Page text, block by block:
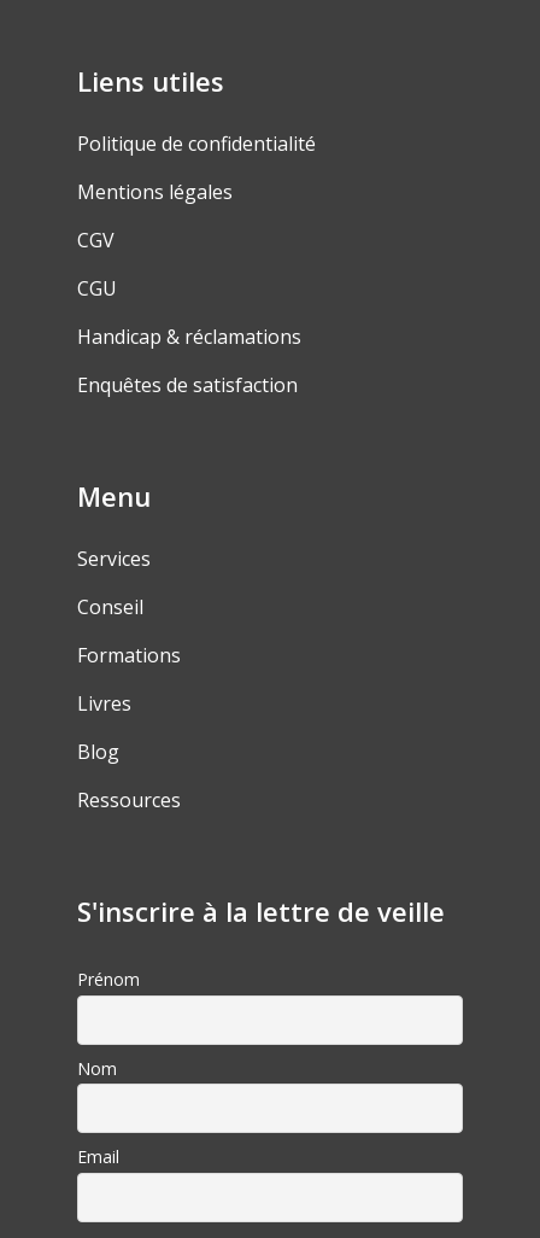
Liens utiles
Politique de confidentialité
Mentions légales
CGV
CGU
Handicap & réclamations
Enquêtes de satisfaction
Menu
Services
Conseil
Formations
Livres
Blog
Ressources
S'inscrire à la lettre de veille
Prénom
Nom
Email